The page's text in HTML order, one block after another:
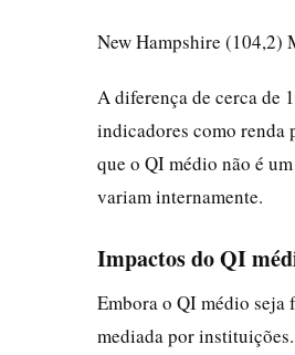
New Hampshire (104,2)
A diferença de cerca de
indicadores como renda
que o QI médio não é
variam internamente.
Impactos do QI
Embora o QI médio seja
mediada por